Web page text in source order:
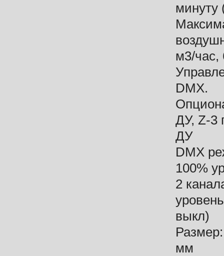
минуту
м3/час,
DMX.
ДУ, Z-3
ДУ
DMX
100%
2
выкл)
мм